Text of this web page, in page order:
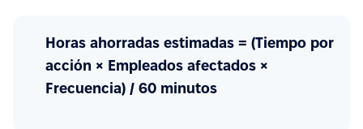
Horas ahorradas estimadas = (Tiempo por
acción × Empleados afectados ×
Frecuencia) / 60 minutos